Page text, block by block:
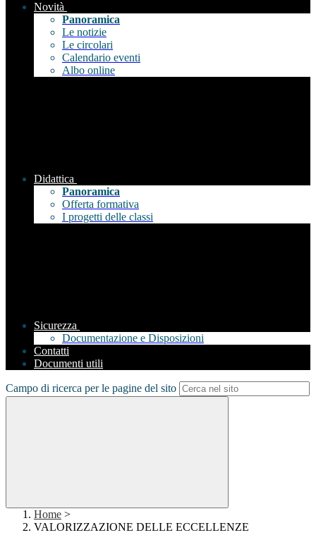
Novità
Panoramica
Le notizie
Le circolari
Calendario eventi
Albo online
Didattica
Panoramica
Offerta formativa
I progetti delle classi
Sicurezza
Documentazione e Disposizioni
Contatti
Documenti utili
Campo di ricerca per le pagine del sito
Home >
VALORIZZAZIONE DELLE ECCELLENZE